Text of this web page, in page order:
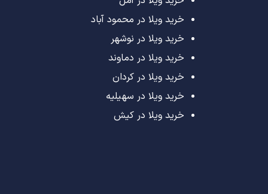
خرید ویلا در محمود آباد
خرید ویلا در نوشهر
خرید ویلا در دماوند
خرید ویلا در کردان
خرید ویلا در سهیلیه
خرید ویلا در کیش